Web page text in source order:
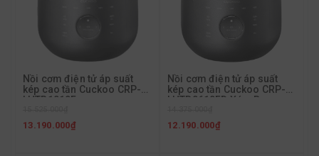
Nồi cơm điện tử áp suất
kép cao tần Cuckoo CRP-
LHTR1010F
13.190.000₫
Nồi cơm điện tử áp suất
kép cao tần Cuckoo CRP-
LHTR0610FD Xám Bạc
12.190.000₫